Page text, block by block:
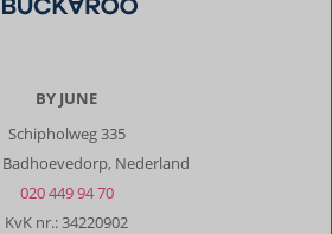
BY JUNE
Schipholweg 335
Badhoevedorp, Nederland
020 449 94 70
KvK nr.: 34220902